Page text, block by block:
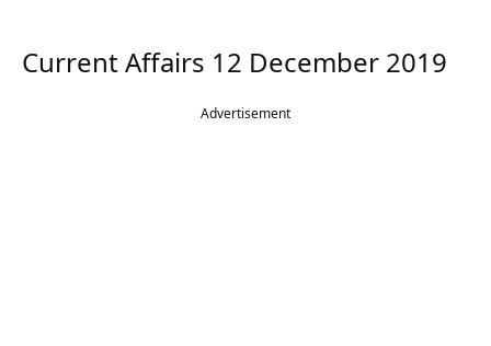
Current Affairs 12 December 2019
Advertisement